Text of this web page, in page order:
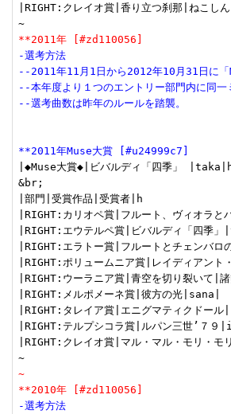
|RIGHT:クレイオ賞|香り立つ刹那|ねこしん|
~
**2011年 [#zd110056]
-選考方法
--2011年11月1日から2012年10月31日に「
--本年度より１つのエントリー部門内に同一
--選考曲数は昨年のルールを踏襲。
**2011年Muse大賞 [#u24999c7]
|◆Muse大賞◆|ビバルディ「四季」
&br;
|部門|受賞作品|受賞者|h
|RIGHT:カリオペ賞|フルート、ヴィオラ
|RIGHT:エウテルペ賞|ビバルディ「四季
|RIGHT:エラトー賞|フルートとチェンバ
|RIGHT:ポリュームニア賞|レイディアント
|RIGHT:ウーラニア賞|青空を切り裂いて|諸
|RIGHT:メルポメーネ賞|彼方の光|sana|
|RIGHT:タレイア賞|エニグマティクドール|
|RIGHT:テルプシコラ賞|ルパン三世’７９
|RIGHT:クレイオ賞|マル・マル・モリ・モ
~
~
**2010年 [#zd110056]
-選考方法